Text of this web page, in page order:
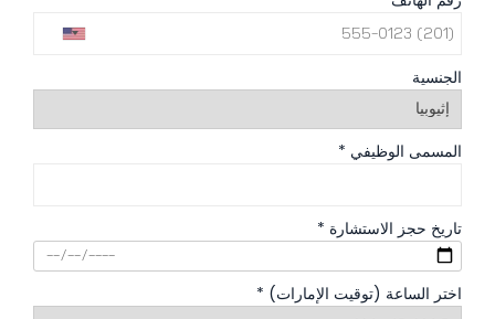
الجنسية
المسمى الوظيفي *
تاريخ حجز الاستشارة *
اختر الساعة (توقيت الإمارات) *